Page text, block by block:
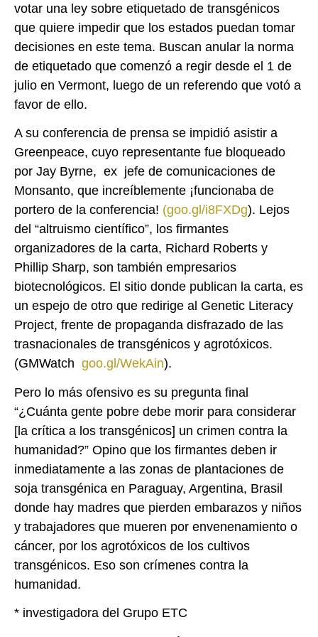
votar una ley sobre etiquetado de transgénicos
que quiere impedir que los estados puedan tomar
decisiones en este tema. Buscan anular la norma
de etiquetado que comenzó a regir desde el 1 de
julio en Vermont, luego de un referendo que votó a
favor de ello.
A su conferencia de prensa se impidió asistir a
Greenpeace, cuyo representante fue bloqueado
por Jay Byrne, ex jefe de comunicaciones de
Monsanto, que increíblemente ¡funcionaba de
portero de la conferencia! (goo.gl/i8FXDg). Lejos
del “altruismo científico”, los firmantes
organizadores de la carta, Richard Roberts y
Phillip Sharp, son también empresarios
biotecnológicos. El sitio donde publican la carta, es
un espejo de otro que redirige al Genetic Literacy
Project, frente de propaganda disfrazado de las
trasnacionales de transgénicos y agrotóxicos.
(GMWatch goo.gl/WekAin).
Pero lo más ofensivo es su pregunta final
“¿Cuánta gente pobre debe morir para considerar
[la crítica a los transgénicos] un crimen contra la
humanidad?” Opino que los firmantes deben ir
inmediatamente a las zonas de plantaciones de
soja transgénica en Paraguay, Argentina, Brasil
donde hay madres que pierden embarazos y niños
y trabajadores que mueren por envenenamiento o
cáncer, por los agrotóxicos de los cultivos
transgénicos. Eso son crímenes contra la
humanidad.
* investigadora del Grupo ETC